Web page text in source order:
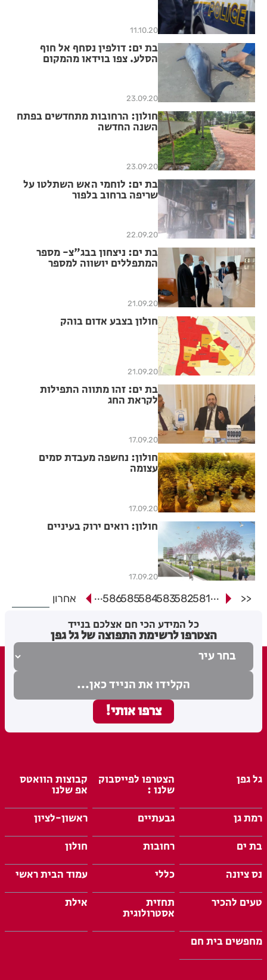
11.10.20
בת ים: דולפין נסחף אל חוף
הסלע. צפו בוידאו מהמקום
23.09.20
חולון: הרחובות מתחדשים בפתח
השנה החדשה
23.09.20
בת ים: לוחמי האש השתלטו על
שריפה ברחוב בלפור
22.09.20
בת ים: ניצחון בבג"צ- מספר
המתפללים יושווה למספר
21.09.20
חולון בצבע אדום בוהק
21.09.20
בת ים: זהו מתווה התפילות
לקראת החג
17.09.20
חולון: נחשפה מעבדת סמים
עצומה
17.09.20
חולון: רואים ירוק בעיניים
17.09.20
<<
...
581
582
583
584
585
586
... אחרון
כל המידע הכי חם אצלכם בנייד
הצטרפו לרשימת התפוצה של גל גפן
גל גפן הצטרפו לפייסבוק
שלנו :
קבוצות הוואטס
אפ שלנו
רמת גן
גבעתיים
ראשון-לציון
בת ים
רחובות
חולון
נס ציונה
כללי
עמוד הבית ראשי
טעים להכיר
תחזית
אסטרולוגית
אילת
מחפשים בית חם